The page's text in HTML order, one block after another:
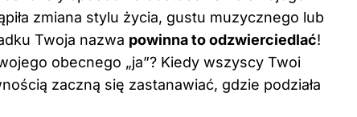
zmiana stylu życia, gustu muzycznego lub
Twoja nazwa powinna to odzwierciedlać!
obecnego „ja”? Kiedy wszyscy Twoi
zaczną się zastanawiać, gdzie podziała